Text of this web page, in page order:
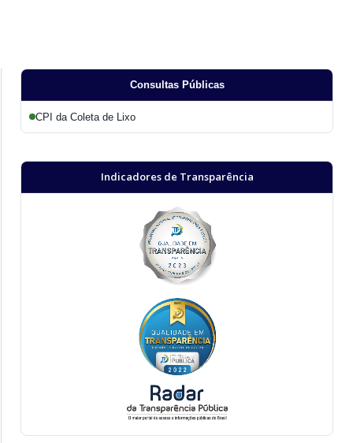
Consultas Públicas
CPI da Coleta de Lixo
Indicadores de Transparência